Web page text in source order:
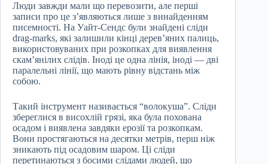
Люди завжди мали що перевозити, але перші
записи про це з’являються лише з винайденням
писемності. На Уайт-Сендс були знайдені сліди
drag-marks, які залишили кінці дерев’яних палиць,
використовуваних при розкопках для виявлення
скам’янілих слідів. Іноді це одна лінія, іноді — дві
паралельні лінії, що мають рівну відстань між
собою.
Такий інструмент називається “волокуша”. Сліди
збереглися в висохлій грязі, яка була похована
осадом і виявлена завдяки ерозії та розкопкам.
Вони простягаються на десятки метрів, перш ніж
зникають під осадовим шаром. Ці сліди
перетинаються з босими слідами людей, що